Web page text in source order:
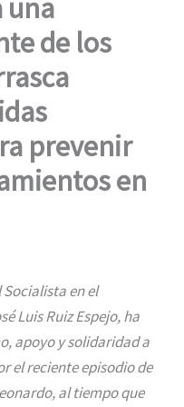
una
de los
prevenir
en
en el
Luis Ruiz Espejo, ha
apoyo y solidaridad a
el reciente episodio de
al tiempo que